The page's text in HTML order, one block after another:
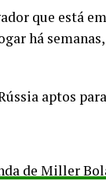
que está
há
aptos
de Miller